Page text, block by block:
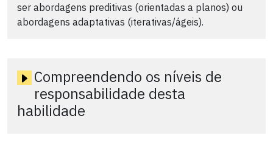
ser abordagens preditivas (orientadas a planos) ou
abordagens adaptativas (iterativas/ágeis).
Compreendendo os níveis de
responsabilidade desta
habilidade